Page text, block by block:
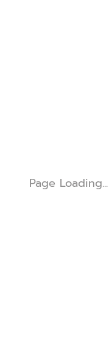
Page Loading...